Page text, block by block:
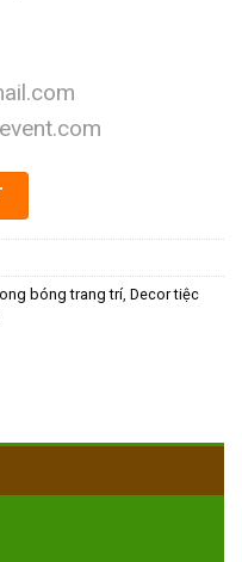
bóng trang trí, Decor tiệc